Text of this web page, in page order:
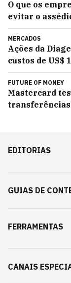
O que os
evitar o
MERCADOS
Ações da
custos de US$
FUTURE OF MONEY
Mastercard
EDITORIAS
GUIAS DE
FERRAMENTAS
CANAIS